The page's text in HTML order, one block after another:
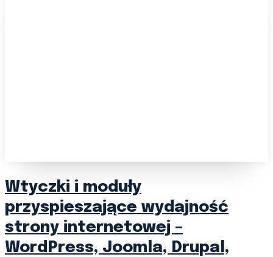
Wtyczki i moduły
przyspieszające wydajność
strony internetowej –
WordPress, Joomla, Drupal,